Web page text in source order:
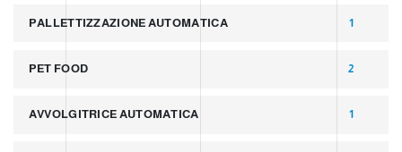
PALLETTIZZAZIONE AUTOMATICA 1
PET FOOD 2
AVVOLGITRICE AUTOMATICA 1